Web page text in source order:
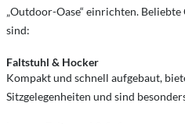
„Outdoor-Oase“ einrichten.
sind:
Faltstuhl & Hocker
Kompakt und schnell aufgebaut,
Sitzgelegenheiten und sind